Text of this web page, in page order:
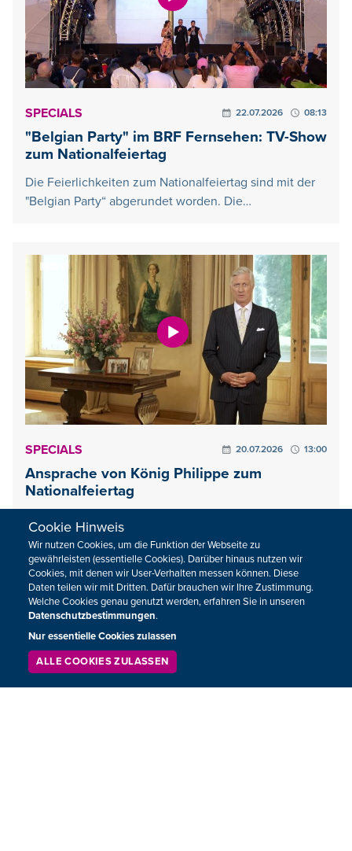
SPECIALS 22.07.2026 08:13
"Belgian Party" im BRF Fernsehen: TV-Show
zum Nationalfeiertag
Die Feierlichkeiten zum Nationalfeiertag sind mit der
"Belgian Party“ abgerundet worden. Die…
SPECIALS 20.07.2026 13:00
Ansprache von König Philippe zum
Nationalfeiertag
König Philippe ist in seiner Rede zum Nationalfeiertag
auf verschiedene große Herausforderungen…
Cookie Hinweis
Wir nutzen Cookies, um die Funktion der Webseite zu
gewährleisten (essentielle Cookies). Darüber hinaus nutzen wir
Cookies, mit denen wir User-Verhalten messen können. Diese
Daten teilen wir mit Dritten. Dafür brauchen wir Ihre Zustimmung.
Welche Cookies genau genutzt werden, erfahren Sie in unseren
Datenschutzbestimmungen.
Nur essentielle Cookies zulassen
ALLE COOKIES ZULASSEN
LIVESTREAM